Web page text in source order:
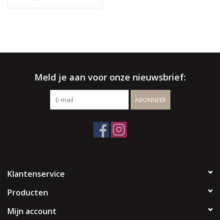
Meld je aan voor onze nieuwsbrief:
ABONNEER
Klantenservice
Producten
Mijn account